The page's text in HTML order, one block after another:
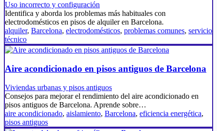
Uso incorrecto y configuración
Identifica y aborda los problemas más habituales con
electrodomésticos en pisos de alquiler en Barcelona.
alquiler, Barcelona, electrodomésticos, problemas comunes, servicio
técnico
Aire acondicionado en pisos antiguos de Barcelona
Viviendas urbanas y pisos antiguos
Consejos para mejorar el rendimiento del aire acondicionado en
pisos antiguos de Barcelona. Aprende sobre…
aire acondicionado, aislamiento, Barcelona, eficiencia energética,
pisos antiguos